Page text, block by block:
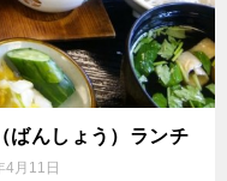
ばんしょう）ランチ
4月11日